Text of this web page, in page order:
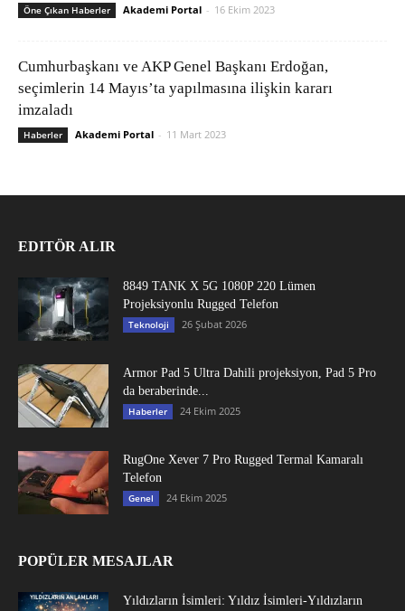
Öne Çıkan Haberler Akademi Portal - 16 Ekim 2023
Cumhurbaşkanı ve AKP Genel Başkanı Erdoğan,
seçimlerin 14 Mayıs’ta yapılmasına ilişkin kararı
imzaladı
Haberler Akademi Portal - 11 Mart 2023
EDITÖR ALIR
8849 TANK X 5G 1080P 220 Lümen
Projeksiyonlu Rugged Telefon
Teknoloji 26 Şubat 2026
Armor Pad 5 Ultra Dahili projeksiyon, Pad 5 Pro
da beraberinde...
Haberler 24 Ekim 2025
RugOne Xever 7 Pro Rugged Termal Kamaralı
Telefon
Genel 24 Ekim 2025
POPÜLER MESAJLAR
Yıldızların İsimleri: Yıldız İsimleri-Yıldızların